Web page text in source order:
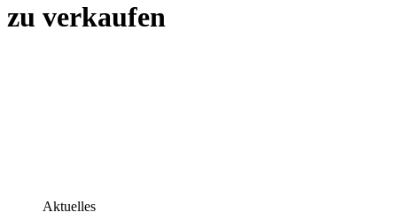
zu verkaufen
Aktuelles